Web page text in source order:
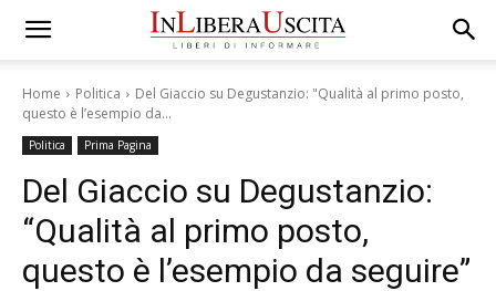
Home Politica
Del Giaccio su Degustanzio: "Qualità al primo posto,
questo è l’esempio da...
Politica Prima Pagina
Del Giaccio su Degustanzio:
“Qualità al primo posto,
questo è l’esempio da seguire”